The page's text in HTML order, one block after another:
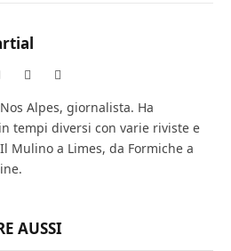
Instagram
Alpes, giornalista. Ha
tempi diversi con varie riviste e
Mulino a Limes, da Formiche a
AUSSI